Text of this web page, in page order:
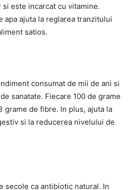
este incarcat cu vitamine.
apa ajuta la reglarea tranzitului
satios.
consumat de mii de ani si
sanatate. Fiecare 100 de grame
grame de fibre. In plus, ajuta la
si la reducerea nivelului de
secole ca antibiotic natural. In